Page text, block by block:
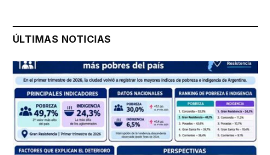
ÚLTIMAS NOTICIAS